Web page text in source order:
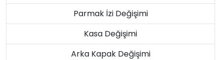
Parmak İzi Değişimi
Kasa Değişimi
Arka Kapak Değişimi